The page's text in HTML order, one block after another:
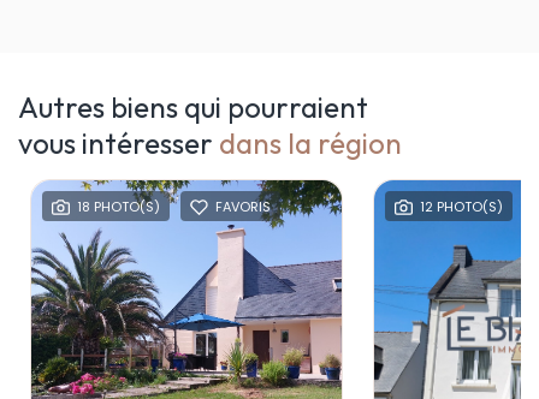
Autres biens qui pourraient
vous intéresser dans la région
18 PHOTO(S) FAVORIS 12 PHOTO(S)